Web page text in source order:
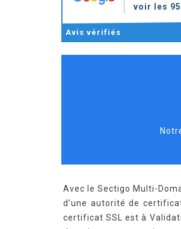
voir les
Avis vérifiés
Avec le Sectigo Multi-
d’une autorité de
certificat SSL est à